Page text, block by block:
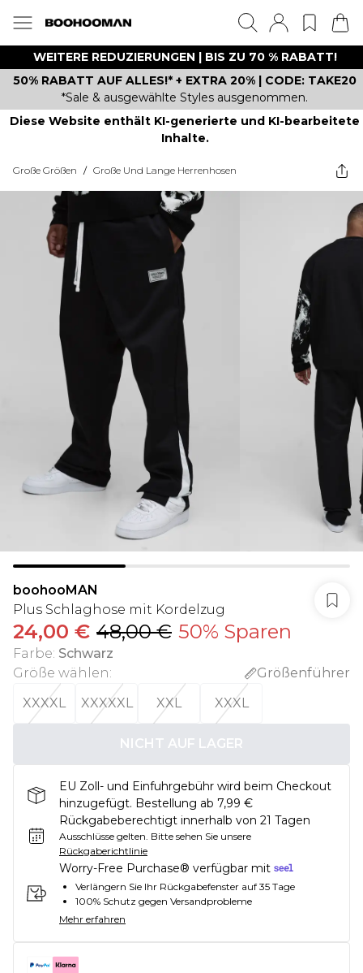
WEITERE REDUZIERUNGEN | BIS ZU 70 % RABATT!
50% RABATT AUF ALLES!* + EXTRA 20% | CODE: TAKE20
*Sale & ausgewählte Styles ausgenommen.
Diese Website enthält KI-generierte und KI-bearbeitete
Inhalte.
Große Größen / Große Und Lange Herrenhosen
boohooMAN
Plus Schlaghose mit Kordelzug
24,00 € 48,00 € 50% Sparen
Farbe: Schwarz
Größe wählen:
Größenführer
XXXXL
XXXXXL XXL XXXL
NICHT AUF LAGER
EU Zoll- und Einfuhrgebühr wird beim Checkout
hinzugefügt. Bestellung ab 7,99 €
Rückgabeberechtigt innerhalb von 21 Tagen
Ausschlüsse gelten. Bitte sehen Sie unsere
Rückgaberichtlinie
Worry-Free Purchase® verfügbar mit
Verlängern Sie Ihr Rückgabefenster auf 35 Tage
100% Schutz gegen Versandprobleme
Mehr erfahren